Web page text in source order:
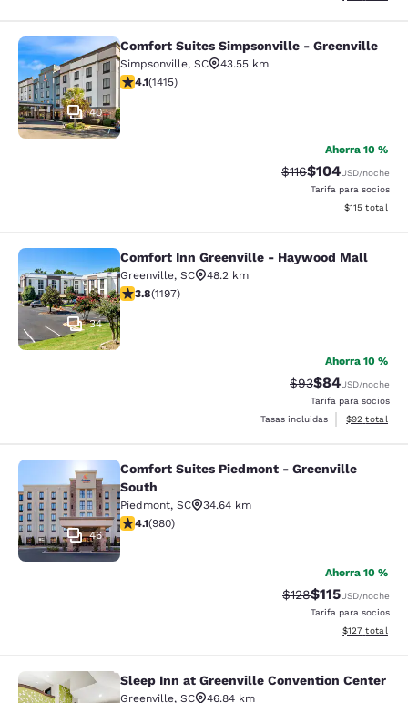
Comfort Suites Simpsonville -
40
Comfort Suites Simpsonville - Greenville
Simpsonville, SC
43.55 km
Calificación de 4.07 estrellas. Muy bueno. 1415
4.1(1415)
Ahorra 10 %
Tarifa tachada:
$116Tarifa reducida:
$104USD/noche
Tarifa para socios
Ver detalles
$115 total
Comfort Inn Greenville - Haywood
34
Comfort Inn Greenville - Haywood Mall
Greenville, SC
48.2 km
Calificación de 3.83 estrellas. Bueno. 1197 reseñas
3.8(1197)
Ahorra 10 %
Tarifa tachada:
$93Tarifa
$84USD/noche
Tarifa para socios
Tasas incluidas
Ver detalles
$92 total
Comfort Suites Piedmont -
46
Comfort Suites Piedmont - Greenville
South
Piedmont, SC
34.64 km
Calificación de 4.07 estrellas. Muy bueno. 980 reseñas
4.1(980)
Ahorra 10 %
Tarifa tachada:
$128Tarifa reducida:
$115USD/noche
Tarifa para socios
Ver detalles
$127 total
Sleep Inn at Greenville Convention
Sleep Inn at Greenville Convention Center
Greenville, SC
46.84 km